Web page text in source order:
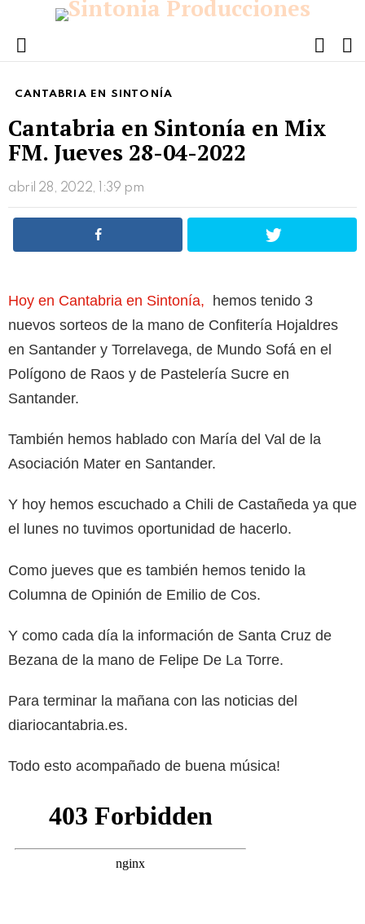
Menu
CANTABRIA EN SINTONÍA
Cantabria en Sintonía en Mix
FM. Jueves 28-04-2022
abril 28, 2022, 1:39 pm
Hoy en Cantabria en Sintonía, hemos tenido 3
nuevos sorteos de la mano de Confitería Hojaldres
en Santander y Torrelavega, de Mundo Sofá en el
Polígono de Raos y de Pastelería Sucre en
Santander.
También hemos hablado con María del Val de la
Asociación Mater en Santander.
Y hoy hemos escuchado a Chili de Castañeda ya que
el lunes no tuvimos oportunidad de hacerlo.
Como jueves que es también hemos tenido la
Columna de Opinión de Emilio de Cos.
Y como cada día la información de Santa Cruz de
Bezana de la mano de Felipe De La Torre.
Para terminar la mañana con las noticias del
diariocantabria.es.
Todo esto acompañado de buena música!